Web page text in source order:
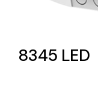
Equipment
8345 LED